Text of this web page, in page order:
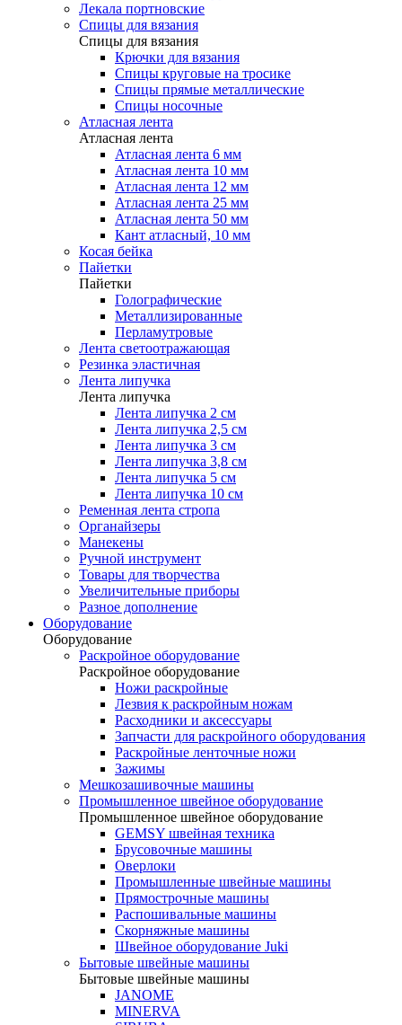
Лекала портновские
Спицы для вязания
Спицы для вязания
Крючки для вязания
Спицы круговые на тросике
Спицы прямые металлические
Спицы носочные
Атласная лента
Атласная лента
Атласная лента 6 мм
Атласная лента 10 мм
Атласная лента 12 мм
Атласная лента 25 мм
Атласная лента 50 мм
Кант атласный, 10 мм
Косая бейка
Пайетки
Пайетки
Голографические
Металлизированные
Перламутровые
Лента светоотражающая
Резинка эластичная
Лента липучка
Лента липучка
Лента липучка 2 см
Лента липучка 2,5 см
Лента липучка 3 см
Лента липучка 3,8 см
Лента липучка 5 см
Лента липучка 10 см
Ременная лента стропа
Органайзеры
Манекены
Ручной инструмент
Товары для творчества
Увеличительные приборы
Разное дополнение
Оборудование
Оборудование
Раскройное оборудование
Раскройное оборудование
Ножи раскройные
Лезвия к раскройным ножам
Расходники и аксессуары
Запчасти для раскройного оборудования
Раскройные ленточные ножи
Зажимы
Мешкозашивочные машины
Промышленное швейное оборудование
Промышленное швейное оборудование
GEMSY швейная техника
Брусовочные машины
Оверлоки
Промышленные швейные машины
Прямострочные машины
Распошивальные машины
Скорняжные машины
Швейное оборудование Juki
Бытовые швейные машины
Бытовые швейные машины
JANOME
MINERVA